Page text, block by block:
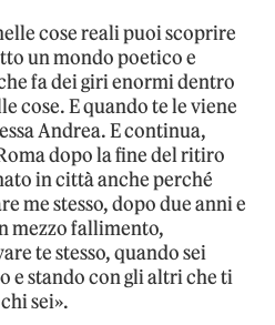
cose reali puoi scoprire
un mondo poetico e
fa dei giri enormi dentro
cose. E quando te le viene
Andrea. E continua,
dopo la fine del ritiro
in città anche perché
me stesso, dopo due anni e
mezzo fallimento,
te stesso, quando sei
e stando con gli altri che ti
sei».